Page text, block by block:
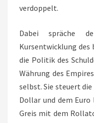
verdoppelt.
Dabei spräche
Kursentwicklung
die Politik des
Währung des
selbst. Sie steuert
Dollar und dem
Greis mit dem